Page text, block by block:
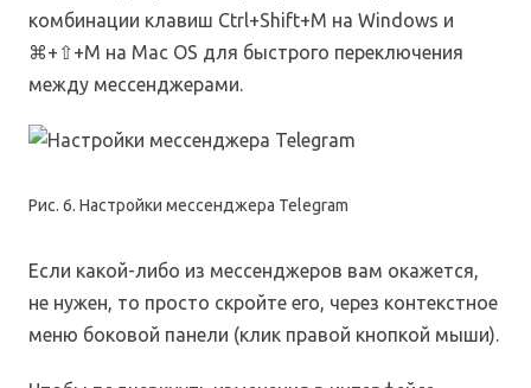
комбинации клавиш Ctrl+Shift+M на Windows и
⌘+⇧+M на Mac OS для быстрого переключения
между мессенджерами.
Рис. 6. Настройки мессенджера Telegram
Если какой-либо из мессенджеров вам окажется,
не нужен, то просто скройте его, через контекстное
меню боковой панели (клик правой кнопкой мыши).